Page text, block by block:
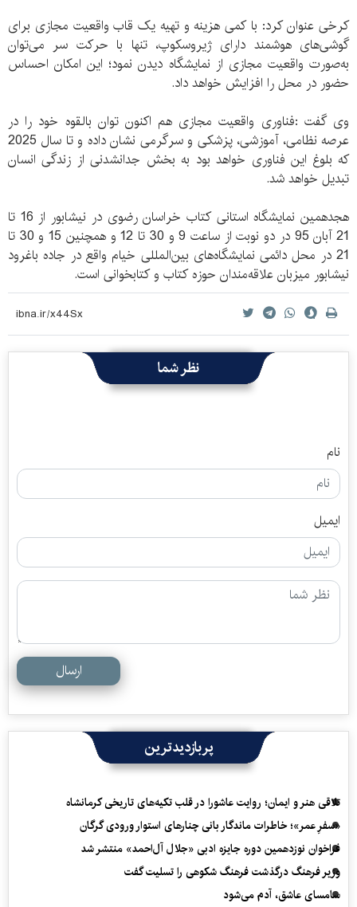
کرخی عنوان کرد: با کمی هزینه و تهیه یک قاب واقعیت مجازی برای
گوشی‌های هوشمند دارای ژیروسکوپ، تنها با حرکت سر می‌توان
به‌صورت واقعیت مجازی از نمایشگاه دیدن نمود؛ این امکان احساس
حضور در محل را افزایش خواهد داد.
وی گفت :فناوری واقعیت مجازی هم اکنون توان بالقوه خود را در
عرصه نظامی، آموزشی، پزشکی و سرگرمی نشان داده و تا سال 2025
که بلوغ این فناوری خواهد بود به بخش جدانشدنی از زندگی انسان
تبدیل خواهد شد.
هجدهمین نمایشگاه استانی کتاب خراسان رضوی در نیشابور از 16 تا
21 آبان 95 در دو نوبت از ساعت 9 و 30 تا 12 و همچنین 15 و 30 تا
21 در محل دائمی نمایشگاه‌های بین‌المللی خیام واقع در جاده باغرود
نیشابور میزبان علاقه‌مندان حوزه کتاب و کتابخوانی است.
نظر شما
نام
ایمیل
ارسال
پربازدیدترین
تلاقی هنر و ایمان؛ روایت عاشورا در قلب تکیه‌های تاریخی کرمانشاه
«سفرِ عمر»؛ خاطرات ماندگار بانی چنارهای استوار ورودی گرگان
فراخوان نوزدهمین دوره جایزه ادبی «جلال آل‌احمد» منتشر شد
وزیر فرهنگ درگذشت فرهنگ شکوهی را تسلیت گفت
سامسای عاشق، آدم می‌شود